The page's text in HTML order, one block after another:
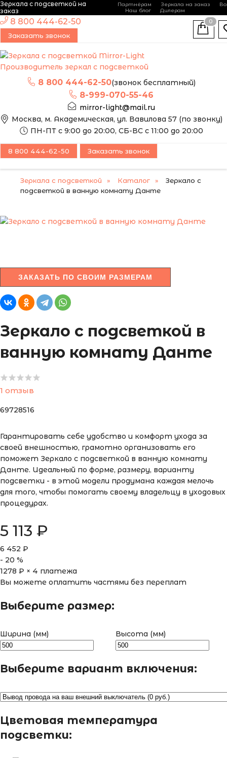
Зеркала с подсветкой на
заказ
Партнёрам Зеркала на заказ
Наш блог
Дилерам
Производитель зеркал с подсветкой
8 800 444-62-50(звонок бесплатный)
8-999-070-55-46
mirror-light@mail.ru
Москва, м. Академическая, ул. Вавилова 57 (по звонку)
ПН-ПТ с 9:00 до 20:00, СБ-ВС с 11:00 до 20:00
8 800 444-62-50
Заказать звонок
0
8 800 444-62-50 Заказать звонок
Зеркала с подсветкой Каталог
Зеркало с
подсветкой в ванную комнату Данте
ЭТО ЗЕРКАЛО МЫ
МОЖЕМ ИЗГОТОВИТЬ
ПО ВАШИМ
ЗАКАЗАТЬ ПО СВОИМ РАЗМЕРАМ
Зеркало с подсветкой в
ванную комнату Данте
1 отзыв
69728516
Гарантировать себе удобство и комфорт ухода за
своей внешностью, грамотно организовать его
поможет Зеркало с подсветкой в ванную комнату
Данте. Идеальный по форме, размеру, варианту
подсветки - в этой модели продумана каждая мелочь
для того, чтобы помогать своему владельцу в уходовых
процедурах.
5 113 ₽
6 452 ₽
- 20 %
1278 ₽ × 4 платежа
Вы можете оплатить частями без переплат
Выберите размер:
Ширина (мм) Высота (мм)
Выберите вариант включения:
Цветовая температура
подсветки:
-